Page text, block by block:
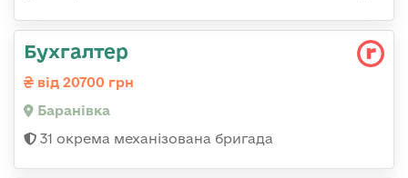
Бухгалтер
від 20700 грн
Баранівка
31 окрема механізована бригада